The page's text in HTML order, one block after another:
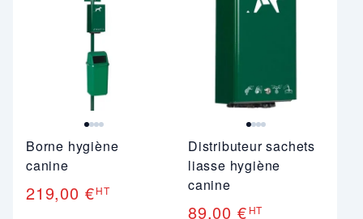
Borne hygiène
canine
219,00 €HT
Distributeur sachets
liasse hygiène
canine
89,00 € HT